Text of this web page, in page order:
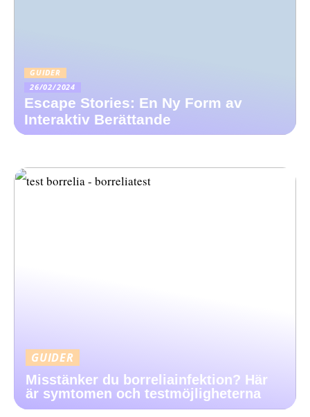
GUIDER
26/02/2024
Escape Stories: En Ny Form av
Interaktiv Berättande
GUIDER
Misstänker du borreliainfektion? Här
är symtomen och testmöjligheterna